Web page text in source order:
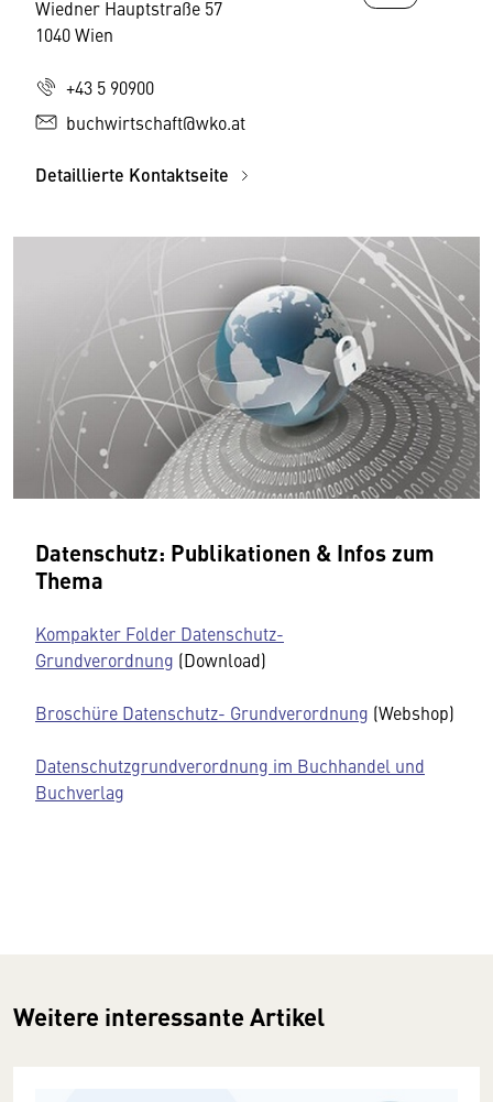
Wiedner Hauptstraße 57
1040 Wien
+43 5 90900
buchwirtschaft@wko.at
Detaillierte Kontaktseite
Datenschutz: Publikationen & Infos zum
Thema
Kompakter Folder Datenschutz-
Grundverordnung (Download)
Broschüre Datenschutz- Grundverordnung (Webshop)
Datenschutzgrundverordnung im Buchhandel und
Buchverlag
Weitere interessante Artikel